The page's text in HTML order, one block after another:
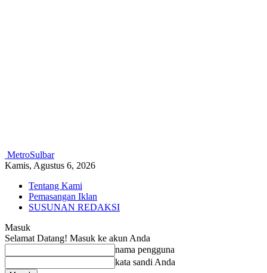
MetroSulbar
Kamis, Agustus 6, 2026
Tentang Kami
Pemasangan Iklan
SUSUNAN REDAKSI
Masuk
Selamat Datang! Masuk ke akun Anda
nama pengguna
kata sandi Anda